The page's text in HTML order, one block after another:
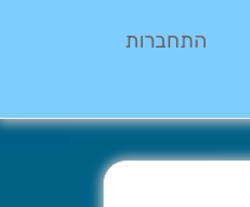
התחברות